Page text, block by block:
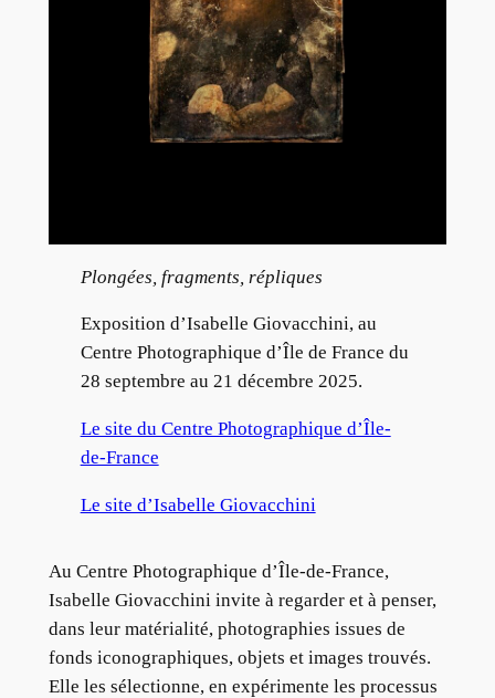
Plongées, fragments, répliques
Exposition d’Isabelle Giovacchini, au
Centre Photographique d’Île de France du
28 septembre au 21 décembre 2025.
Le site du Centre Photographique d’Île-
de-France
Le site d’Isabelle Giovacchini
Au Centre Photographique d’Île-de-France,
Isabelle Giovacchini invite à regarder et à penser,
dans leur matérialité, photographies issues de
fonds iconographiques, objets et images trouvés.
Elle les sélectionne, en expérimente les processus